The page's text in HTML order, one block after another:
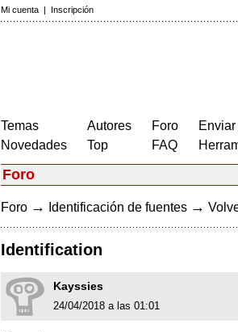
Mi cuenta | Inscripción
Temas
Novedades
Autores
Top
Foro
FAQ
Foro
Foro → Identificación de fuentes →
Identification
Kayssies
24/04/2018 a las 01:01